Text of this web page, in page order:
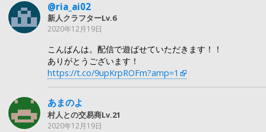
@ria_ai02
新人クラフターLv.6
2020年12月19日
こんばんは。配信で遊ばせていただきます！！
ありがとうございます！
https://t.co/9upKrpROFm?amp=1
あまのよ
村人との交易商Lv.21
2020年12月19日